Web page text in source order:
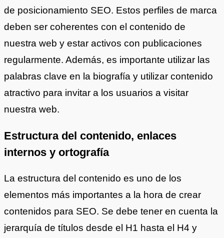
de posicionamiento SEO. Estos perfiles de marca
deben ser coherentes con el contenido de
nuestra web y estar activos con publicaciones
regularmente. Además, es importante utilizar las
palabras clave en la biografía y utilizar contenido
atractivo para invitar a los usuarios a visitar
nuestra web.
Estructura del contenido, enlaces
internos y ortografía
La estructura del contenido es uno de los
elementos más importantes a la hora de crear
contenidos para SEO. Se debe tener en cuenta la
jerarquía de títulos desde el H1 hasta el H4 y